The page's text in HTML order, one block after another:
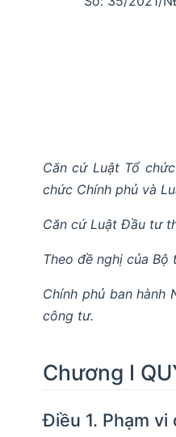
Căn cứ Luật Tổ
chức Chính phủ và
Căn cứ Luật Đầu tư
Theo đề nghị của
Chính phủ ban
công tư.
Chương I
Điều 1. Phạm vi